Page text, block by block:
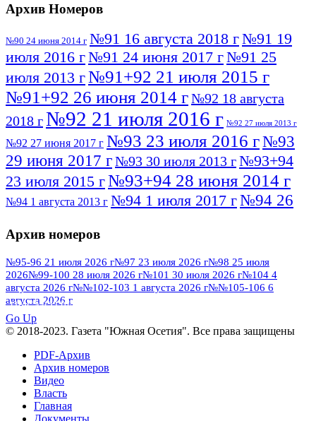
Архив Номеров
№90 24 июня 2014 г №91 16 августа 2018 г№91 19
июля 2016 г№91 24 июня 2017 г№91 25
июля 2013 г№91+92 21 июля 2015 г
№91+92 26 июня 2014 г№92 18 августа
2018 г№92 21 июля 2016 г №92 27 июля 2013 г
№92 27 июня 2017 г №93 23 июля 2016 г№93
29 июня 2017 г№93 30 июля 2013 г№93+94
23 июля 2015 г№93+94 28 июня 2014 г
№94 1 августа 2013 г №94 1 июля 2017 г№94 26
№95 7 августа 2012 г
№95 28 июля 2016 г№95+96 3 августа
2013 г№96 6 июля 2017 г№96 9 августа
2012 г №96 28 июля 2015 г
№96+97 30 июля 2016 г
№97 11 августа 2012 г
№97 30 июля 2015 г
№98 2 августа 2016 г
августа 2013 г
Архив номеров
№95-96 21 июля 2026 г№97 23 июля 2026 г№98 25 июля
2026№99-100 28 июля 2026 г№101 30 июля 2026 г№104 4
августа 2026 г№№102-103 1 августа 2026 г№№105-106 6
августа 2026 г
ПОСМОТРЕТЬ ВСЕ
Go Up
© 2018-2023. Газета "Южная Осетия". Все права защищены
PDF-Архив
Архив номеров
Видео
Власть
Главная
Документы